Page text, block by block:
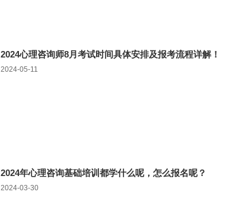
2024心理咨询师8月考试时间具体安排及报考流程详解！
2024-05-11
2024年心理咨询基础培训都学什么呢，怎么报名呢？
2024-03-30